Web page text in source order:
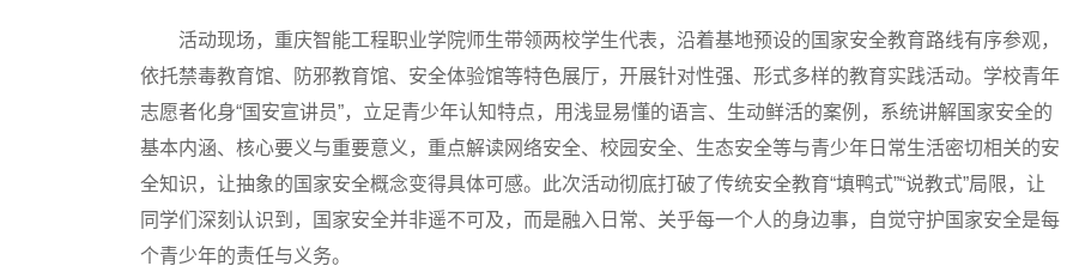
活动现场，重庆智能工程职业学院师生带领两校学生代表，沿着基地预设的国家安全教育路线有序参观，
依托禁毒教育馆、防邪教育馆、安全体验馆等特色展厅，开展针对性强、形式多样的教育实践活动。学校青年
志愿者化身“国安宣讲员”，立足青少年认知特点，用浅显易懂的语言、生动鲜活的案例，系统讲解国家安全的
基本内涵、核心要义与重要意义，重点解读网络安全、校园安全、生态安全等与青少年日常生活密切相关的安
全知识，让抽象的国家安全概念变得具体可感。此次活动彻底打破了传统安全教育“填鸭式”“说教式”局限，让
同学们深刻认识到，国家安全并非遥不可及，而是融入日常、关乎每一个人的身边事，自觉守护国家安全是每
个青少年的责任与义务。